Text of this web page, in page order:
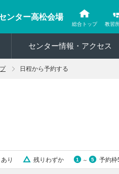
ンター高松会場
総合トップ 教習
センター情報・アクセス
日程から予約する
り 残りわずか 1 ～ 5 予約枠